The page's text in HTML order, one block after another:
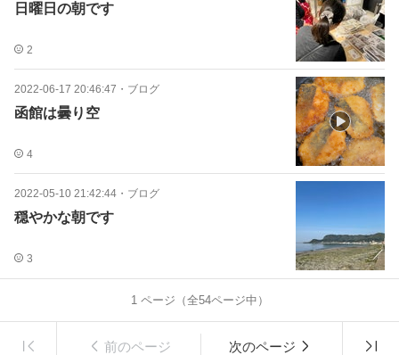
日曜日の朝です
2
2022-06-17 20:46:47 ・ ブログ
函館は曇り空
4
2022-05-10 21:42:44 ・ ブログ
穏やかな朝です
3
1ページ（全54ページ中）
前のページ 次のページ